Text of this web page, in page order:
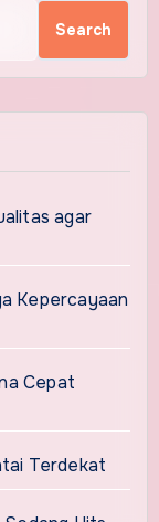
Search
agar
Kepercayaan
Cepat
Terdekat